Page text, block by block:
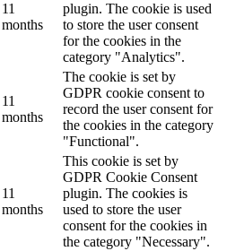
11
months
plugin. The cookie is used
to store the user consent
for the cookies in the
category "Analytics".
11
months
The cookie is set by
GDPR cookie consent to
record the user consent for
the cookies in the category
"Functional".
11
months
This cookie is set by
GDPR Cookie Consent
plugin. The cookies is
used to store the user
consent for the cookies in
the category "Necessary".